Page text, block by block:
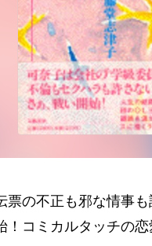
の不正も邪な情事
！コミカルタッチの恋